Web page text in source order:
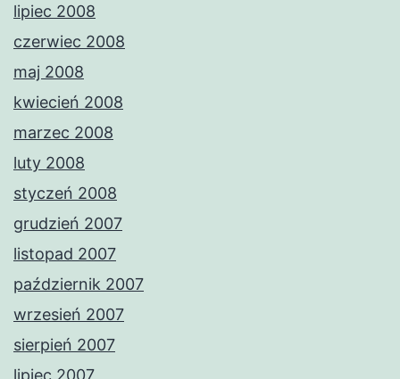
lipiec 2008
czerwiec 2008
maj 2008
kwiecień 2008
marzec 2008
luty 2008
styczeń 2008
grudzień 2007
listopad 2007
październik 2007
wrzesień 2007
sierpień 2007
lipiec 2007